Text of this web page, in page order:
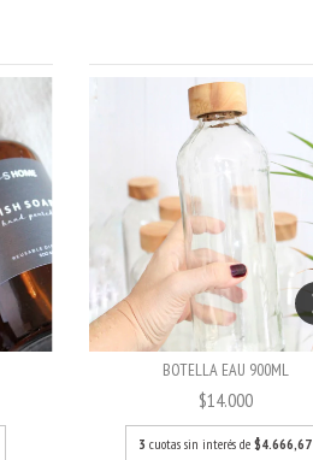
BOTELLA EAU 900ML
$14.000
3 cuotas sin interés de$4.666,67